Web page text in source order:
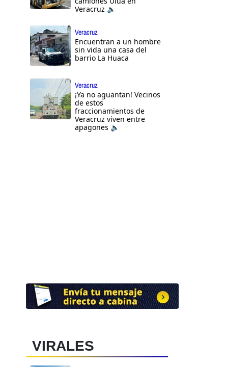
Veracruz 🔈
Veracruz
Encuentran a un hombre
sin vida una casa del
barrio La Huaca
Veracruz
¡Ya no aguantan! Vecinos
de estos
fraccionamientos de
Veracruz viven entre
apagones 🔈
VIRALES